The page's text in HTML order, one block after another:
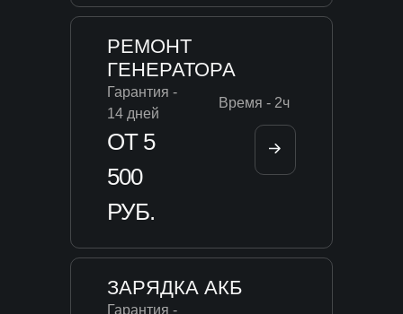
РЕМОНТ
ГЕНЕРАТОРА
Гарантия -
14 дней
Время - 2ч
ОТ 5
500
РУБ.
ЗАРЯДКА АКБ
Гарантия -